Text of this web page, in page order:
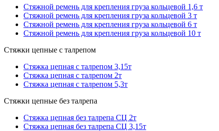
Стяжной ремень для крепления груза кольцевой 1,6 т
Стяжной ремень для крепления груза кольцевой 3 т
Стяжной ремень для крепления груза кольцевой 6 т
Стяжной ремень для крепления груза кольцевой 10 т
Стяжки цепные с талрепом
Стяжка цепная с талрепом 3,15т
Стяжка цепная с талрепом 2т
Стяжка цепная с талрепом 5,3т
Стяжки цепные без талрепа
Стяжка цепная без талрепа СЦ 2т
Стяжка цепная без талрепа СЦ 3,15т